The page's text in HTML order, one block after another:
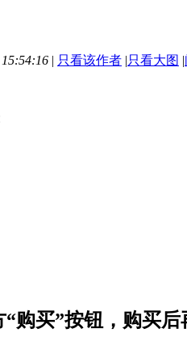
| 只看该作者 |只看大图 |
购买”按钮，购买